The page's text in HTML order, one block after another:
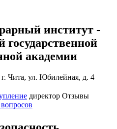
институт -
академии
г. Чита, ул. Юбилейная, д. 4
директор Отзывы